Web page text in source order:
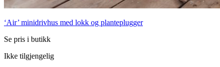
‘Air’ minidrivhus med lokk og planteplugger
Se pris i butikk
Ikke tilgjengelig